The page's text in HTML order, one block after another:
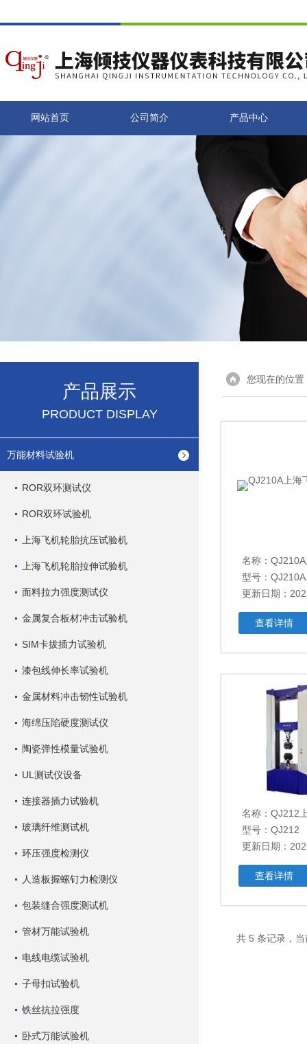
网站首页 公司简介 产品中心
产品展示
PRODUCT DISPLAY
万能材料试验机
ROR双环测试仪
ROR双环试验机
上海飞机轮胎抗压试验机
上海飞机轮胎拉伸试验机
面料拉力强度测试仪
金属复合板材冲击试验机
SIM卡拔插力试验机
漆包线伸长率试验机
金属材料冲击韧性试验机
海绵压陷硬度测试仪
陶瓷弹性模量试验机
UL测试仪设备
连接器插力试验机
玻璃纤维测试机
环压强度检测仪
人造板握螺钉力检测仪
包装缝合强度测试机
管材万能试验机
电线电缆试验机
子母扣试验机
铁丝抗拉强度
卧式万能试验机
您现在的位置
名称： QJ210A
型号：QJ210A
更新日期：
查看详情
名称： QJ212上
型号：QJ212
更新日期：
查看详情
共 5 条记录，